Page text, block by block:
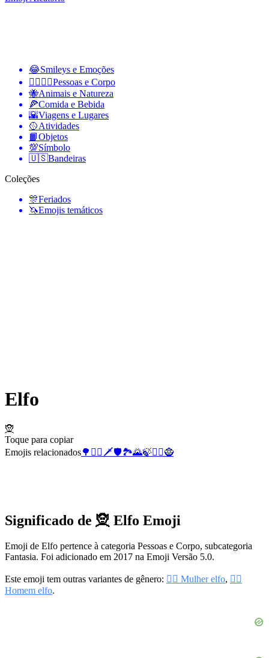
😂Smileys e Emoções
👩‍❤️‍💋‍👨Pessoas e Corpo
🐝Animais e Natureza
🍕Comida e Bebida
🌇Viagens e Lugares
🥎Atividades
📙Objetos
💯Símbolo
🇺🇸Bandeiras
Coleções
🎊Feriados
🦄Emojis temáticos
Elfo
🧝
Toque para copiar
Emojis relacionados🌳 🧝‍♂️ 🗡️🛡️🏞️🌄🍃🧝‍♀️🧌
Significado de 🧝 Elfo Emoji
Emoji de Elfo pertence à categoria Pessoas e Corpo, subcategoria
Fantasia. Foi adicionado em 2017 na Emoji Versão 5.0.
Este emoji tem outras variantes de gênero: 🧝‍♀️ Mulher elfo, 🧝‍♂️
Homem elfo.